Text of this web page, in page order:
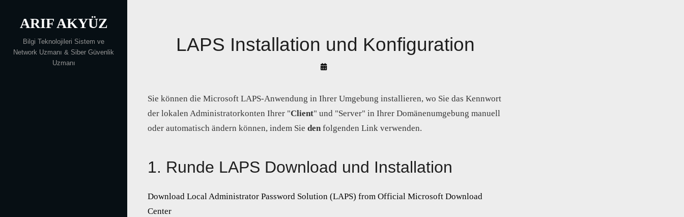
content
ARIF AKYÜZ
Bilgi Teknolojileri Sistem ve
Network Uzmanı & Siber Güvenlik
Uzmanı
LAPS Installation und Konfiguration
By
Sie können die Microsoft LAPS-Anwendung in Ihrer Umgebung installieren, wo Sie das Kennwort
der lokalen Administratorkonten Ihrer "Client" und "Server" in Ihrer Domänenumgebung manuell
oder automatisch ändern können, indem Sie den folgenden Link verwenden.
1. Runde LAPS Download und Installation
Download Local Administrator Password Solution (LAPS) from Official Microsoft Download
Center